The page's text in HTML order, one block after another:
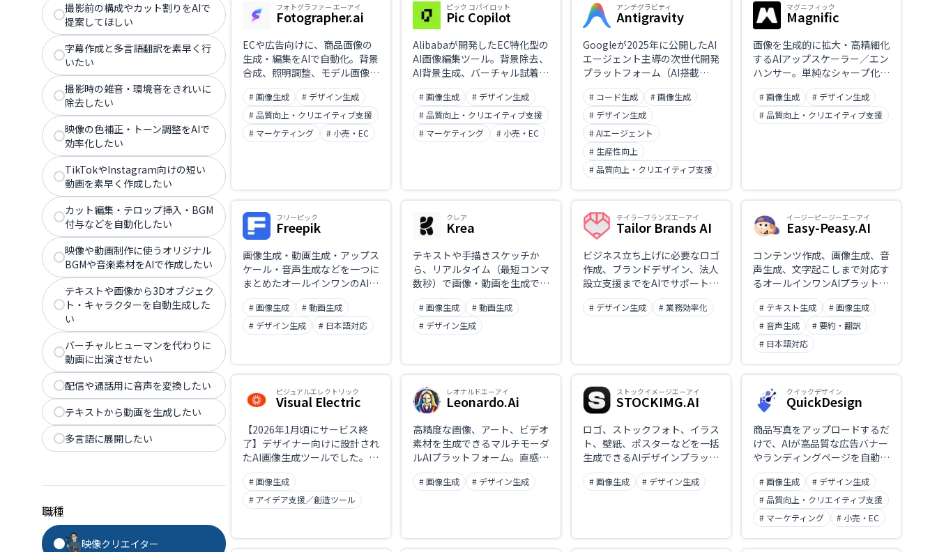
撮影前の構成やカット割りをAIで
提案してほしい
字幕作成と多言語翻訳を素早く行
いたい
撮影時の雑音・環境音をきれいに
除去したい
映像の色補正・トーン調整をAIで
効率化したい
TikTokやInstagram向けの短い
動画を素早く作成したい
カット編集・テロップ挿入・BGM
付与などを自動化したい
映像や動画制作に使うオリジナル
BGMや音楽素材をAIで作成したい
テキストや画像から3Dオブジェク
ト・キャラクターを自動生成した
い
バーチャルヒューマンを代わりに
動画に出演させたい
配信や通話用に音声を変換したい
テキストから動画を生成したい
多言語に展開したい
職種
映像クリエイター
写真風〜クリエイティブ表現ま
で対応し、ビジュアル制作の効
率化を支援します。
フォトグラファー エーアイ
Fotographer.ai
ECや広告向けに、商品画像の
生成・編集をAIで自動化。背景
合成、照明調整、モデル画像生
成、文章作成まで対応し、プロ
品質のクリエイティブを効率的
に制作できる画像生成AIツー
ル。
# 画像生成
# デザイン生成
# 品質向上・クリエイティブ支援
# マーケティング
# 小売・EC
ピック コパイロット
Pic Copilot
Alibabaが開発したEC特化型の
AI画像編集ツール。背景除去、
AI背景生成、バーチャル試着、
画像翻訳などをワンクリックで
実行し、CTRを平均54.7%向上
させる効果が報告されていま
す。無料プランから利用可能
で、広告制作の効率化とコスト
# 画像生成
# デザイン生成
# 品質向上・クリエイティブ支援
# マーケティング
# 小売・EC
アンチグラビティ
Antigravity
Googleが2025年に公開したAI
エージェント主導の次世代開発
プラットフォーム（AI搭載
IDE）。従来のコード補完型ツ
ールではなく、AIが自律的に計
画・実行・検証まで行い、開発
環境やブラウザ操作にも対応す
る「エージェントファースト」
のソフトウェア開発を実現しま
す。無料のパブリックプレビュ
3をはじめ複数のAIモデルとの
統合が可能です。
# コード生成
# 画像生成
# デザイン生成
# AIエージェント
# 生産性向上
# 品質向上・クリエイティブ支援
マグニフィック
Magnific
画像を生成的に拡大・高精細化
するAIアップスケーラー／エン
ハンサー。単純なシャープ化で
はなく、潜在拡散モデルで最大
16倍まで解像度を上げつつ自
然なディテールを補完するのが
特長。Creativity・HDR・
Freepik（運営元）傘下。
# 画像生成
# デザイン生成
# 品質向上・クリエイティブ支援
フリーピック
Freepik
画像生成・動画生成・アップス
ケール・音声生成などを一つに
まとめたオールインワンのAIク
リエイティブスイート。
Mystic・FLUX・Imagen・
Nano Bananaなど30以上のAI
モデルを切り替えて使え、2億
ートと組み合わせて制作でき
# 画像生成
# 動画生成
# デザイン生成
# 日本語対応
クレア
Krea
テキストや手描きスケッチか
ら、リアルタイム（最短コンマ
数秒）で画像・動画を生成でき
るクリエイティブAIプラットフ
ォーム。リアルタイム編集
（Realtime Edit）、複数の動
画生成モデルの統合利用、高解
イル学習（LoRA）まで一つの
# 画像生成
# 動画生成
# デザイン生成
テイラーブランズエーアイ
Tailor Brands AI
ビジネス立ち上げに必要なロゴ
作成、ブランドデザイン、法人
設立支援までをAIでサポートす
る統合プラットフォーム。起業
家向けにブランディングと事業
# デザイン生成 # 業務効率化
イージーピージーエーアイ
Easy-Peasy.AI
コンテンツ作成、画像生成、音
声生成、文字起こしまで対応す
るオールインワンAIプラットフ
ォーム。90以上のテンプレー
トを備え、ブログ・マーケティ
ング資料・SNSコンテンツ制作
を高速化できる。
# テキスト生成
# 画像生成
# 音声生成
# 要約・翻訳
# 日本語対応
ビジュアルエレクトリック
Visual Electric
【2026年1月頃にサービス終
了】デザイナー向けに設計され
たAI画像生成ツールでした。
2025年10月にPerplexityが開
発チームを買収し、プロダクト
は90日後に終了。公式ドメイ
ンも消滅しています。終了の経
をまとめています。
# 画像生成
# アイデア支援／創造ツール
レオナルドエーアイ
Leonardo.Ai
高精度な画像、アート、ビデオ
素材を生成できるマルチモーダ
ルAIプラットフォーム。直感的
なプロンプト操作と商用利用可
能なコンテンツ生成が特徴。
# 画像生成 # デザイン生成
ストックイメージエーアイ
STOCKIMG.AI
ロゴ、ストックフォト、イラス
ト、壁紙、ポスターなどを一括
生成できるAIデザインプラット
フォーム。ソーシャルメディア
連携や自動スケジューリング機
# 画像生成 # デザイン生成
クイックデザイン
QuickDesign
商品写真をアップロードするだ
けで、AIが高品質な広告バナー
やランディングページを自動生
成。テンプレート選択からデザ
イン出力まで数秒で完了し、マ
ーケティング素材の制作時間と
コストを大幅に削減するAIデザ
インツール。
# 画像生成
# デザイン生成
# 品質向上・クリエイティブ支援
# マーケティング
# 小売・EC